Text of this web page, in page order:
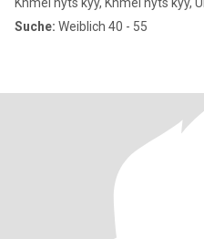
Suche: Weiblich 40 - 55